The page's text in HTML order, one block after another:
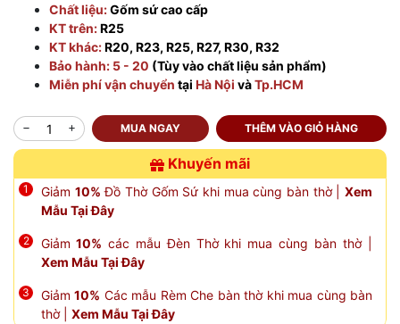
Chất liệu:Gốm sứ cao cấp
KT trên:R25
KT khác:R20, R23, R25, R27, R30, R32
Bảo hành: 5 - 20 (Tùy vào chất liệu sản phẩm)
Miễn phí vận chuyển tại Hà Nội vàTp.HCM
MUA NGAY THÊM VÀO GIỎ HÀNG
Khuyến mãi
Giảm 10% Đồ Thờ Gốm Sứ khi mua cùng bàn thờ |Xem
Mẫu Tại Đây
Giảm 10% các mẫu Đèn Thờ khi mua cùng bàn thờ |
Xem Mẫu Tại Đây
Giảm10% Các mẫu Rèm Che bàn thờ khi mua cùng bàn
thờ | Xem Mẫu Tại Đây